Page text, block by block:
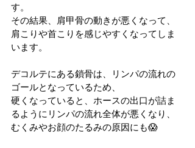
す。
その結果、肩甲骨の動きが悪くなって、
肩こりや首こりを感じやすくなってしま
います。
デコルテにある鎖骨は、リンパの流れの
ゴールとなっているため、
硬くなっていると、ホースの出口が詰ま
るようにリンパの流れ全体が悪くなり、
むくみやお顔のたるみの原因にも😱